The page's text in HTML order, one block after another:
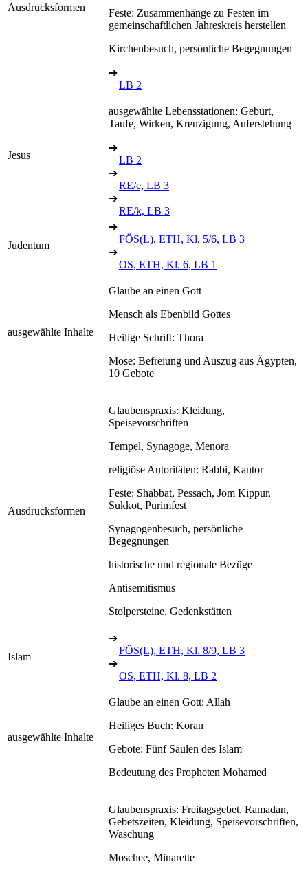
Ausdrucksformen
Feste: Zusammenhänge zu Festen im
gemeinschaftlichen Jahreskreis herstellen
Kirchenbesuch, persönliche Begegnungen
➔
LB 2
Jesus
ausgewählte Lebensstationen: Geburt,
Taufe, Wirken, Kreuzigung, Auferstehung
➔
LB 2
➔
RE/e, LB 3
➔
RE/k, LB 3
Judentum
➔
FÖS(L), ETH, Kl. 5/6, LB 3
➔
OS, ETH, Kl. 6, LB 1
ausgewählte Inhalte
Glaube an einen Gott
Mensch als Ebenbild Gottes
Heilige Schrift: Thora
Mose: Befreiung und Auszug aus Ägypten,
10 Gebote
Ausdrucksformen
Glaubenspraxis: Kleidung,
Speisevorschriften
Tempel, Synagoge, Menora
religiöse Autoritäten: Rabbi, Kantor
Feste: Shabbat, Pessach, Jom Kippur,
Sukkot, Purimfest
Synagogenbesuch, persönliche
Begegnungen
historische und regionale Bezüge
Antisemitismus
Stolpersteine, Gedenkstätten
Islam
➔
FÖS(L), ETH, Kl. 8/9, LB 3
➔
OS, ETH, Kl. 8, LB 2
ausgewählte Inhalte
Glaube an einen Gott: Allah
Heiliges Buch: Koran
Gebote: Fünf Säulen des Islam
Bedeutung des Propheten Mohamed
Glaubenspraxis: Freitagsgebet, Ramadan,
Gebetszeiten, Kleidung, Speisevorschriften,
Waschung
Moschee, Minarette